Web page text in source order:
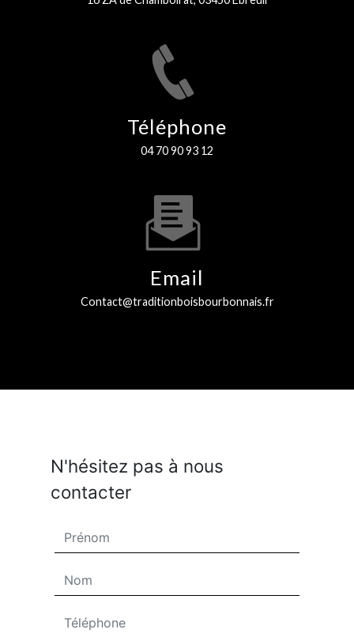
Téléphone
04 70 90 93 12
Email
contact@traditionboisbourbonnais.fr
N'hésitez pas à nous
contacter